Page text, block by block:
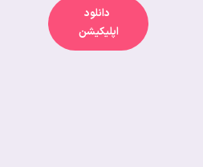
دانلود
اپلیکیشن